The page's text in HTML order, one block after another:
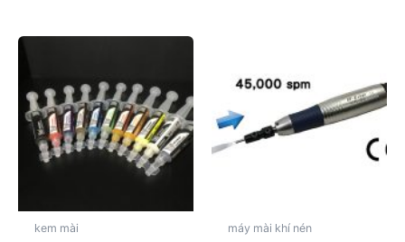
kem mài
Price
through
764.719.999.235,28 ₫
This
has
multiple
variants.
The
máy mài khí nén